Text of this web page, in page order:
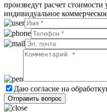
произведут расчет стоимости
индивидуальное
Даю согласие на обработку